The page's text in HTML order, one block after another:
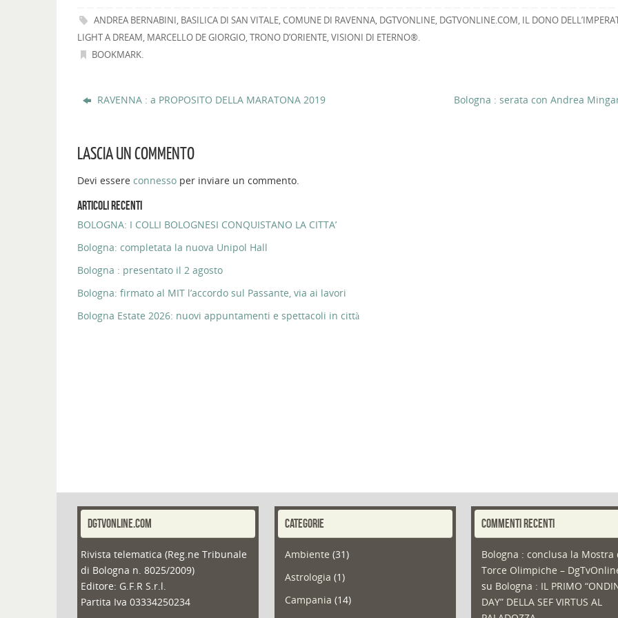
ANDREA BERNABINI, BASILICA DI SAN VITALE,COMUNE DI RAVENNA, DGTVONLINE, DGTVONLINE.COM, IL DONO
LIGHT A DREAM, MARCELLO DE GIORGIO,TRONO D’ORIENTE,VISIONI DI ETERNO®.
BOOKMARK.
RAVENNA : a PROPOSITO DELLA MARATONA 2019 Bologna : serata con Andrea
LASCIA UN COMMENTO
Devi essere connesso per inviare un commento.
ARTICOLI RECENTI
BOLOGNA: I COLLI BOLOGNESI CONQUISTANO LA CITTA’
Bologna: completata la nuova Unipol Hall
Bologna : presentato il 2 agosto
Bologna: firmato al MIT l’accordo sul Passante, via ai lavori
Bologna Estate 2026: nuovi appuntamenti e spettacoli in città
DGTVONLINE.COM
Rivista telematica (Reg.ne Tribunale
di Bologna n. 8025/2009)
Editore: G.F.R S.r.l.
Partita Iva 03334250234
CATEGORIE
Ambiente (31)
Astrologia (1)
Campania (14)
COMMENTI RECENTI
Bologna : conclusa la Mostra
Torce Olimpiche –
su Bologna : IL PRIMO
DAY” DELLA SEF VIRTUS AL